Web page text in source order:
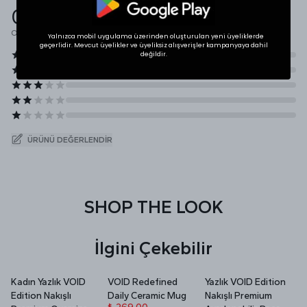
0.0
Ortalama Puan
ÜRÜNÜ DEĞERLENDIR
SHOP THE LOOK
İlgini Çekebilir
Kadın Yazlık VOID
Edition Nakışlı
VOID Redefined
Daily Ceramic Mug
Yazlık VOID Edition
Nakışlı Premium
Yalnızca mobil uygulama üzerinden oluşturulan yeni üyeliklerde
geçerlidir. Mevcut üyelikler ve üyeliksiz alışverişler kampanyaya dahil
değildir.